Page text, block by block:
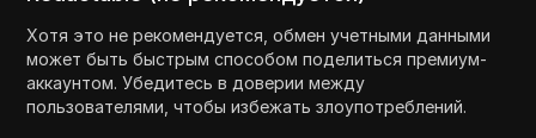
Хотя это не рекомендуется, обмен учетными данными
может быть быстрым способом поделиться премиум-
аккаунтом. Убедитесь в доверии между
пользователями, чтобы избежать злоупотреблений.